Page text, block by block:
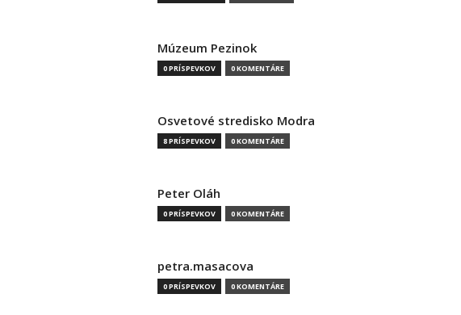
Múzeum Pezinok
0 PRÍSPEVKOV 0 KOMENTÁRE
Osvetové stredisko Modra
8 PRÍSPEVKOV 0 KOMENTÁRE
Peter Oláh
0 PRÍSPEVKOV 0 KOMENTÁRE
petra.masacova
0 PRÍSPEVKOV 0 KOMENTÁRE